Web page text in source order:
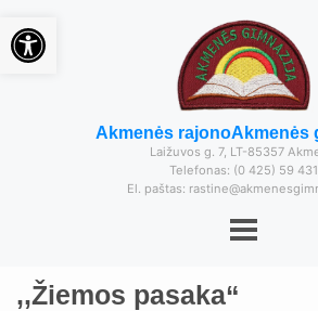
Akmenės rajonoAkmenės
Laižuvos g. 7, LT-85357
Telefonas: (0 425) 59 431
El. paštas:
,,Žiemos pasaka“
Open toolbar